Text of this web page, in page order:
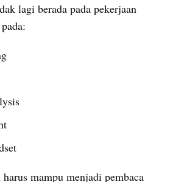
lagi berada pada pekerjaan
mampu menjadi pembaca